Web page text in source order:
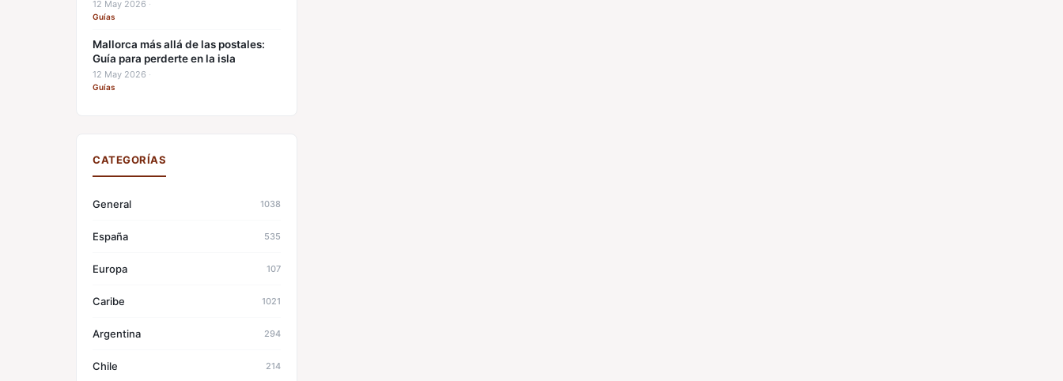
12 May 2026 ·
Guías
Mallorca más allá de las postales:
Guía para perderte en la isla
12 May 2026 ·
Guías
CATEGORÍAS
General 1038
España 535
Europa 107
Caribe 1021
Argentina 294
Chile 214